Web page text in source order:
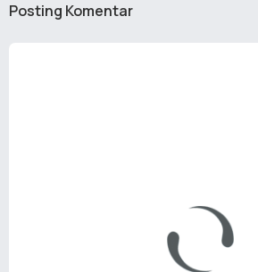
Posting Komentar